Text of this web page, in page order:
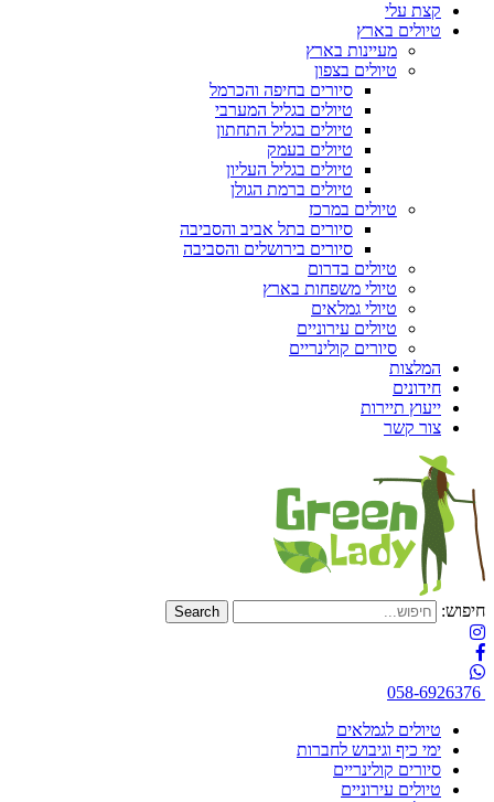
קצת עלי
טיולים בארץ
מעיינות בארץ
טיולים בצפון
סיורים בחיפה והכרמל
טיולים בגליל המערבי
טיולים בגליל התחתון
טיולים בעמק
טיולים בגליל העליון
טיולים ברמת הגולן
טיולים במרכז
סיורים בתל אביב והסביבה
סיורים בירושלים והסביבה
טיולים בדרום
טיולי משפחות בארץ
טיולי גמלאים
טיולים עירוניים
סיורים קולינריים
המלצות
חידונים
ייעוץ תיירות
צור קשר
חיפוש:
058-6926376
טיולים לגמלאים
ימי כיף וגיבוש לחברות
סיורים קולינריים
טיולים עירוניים